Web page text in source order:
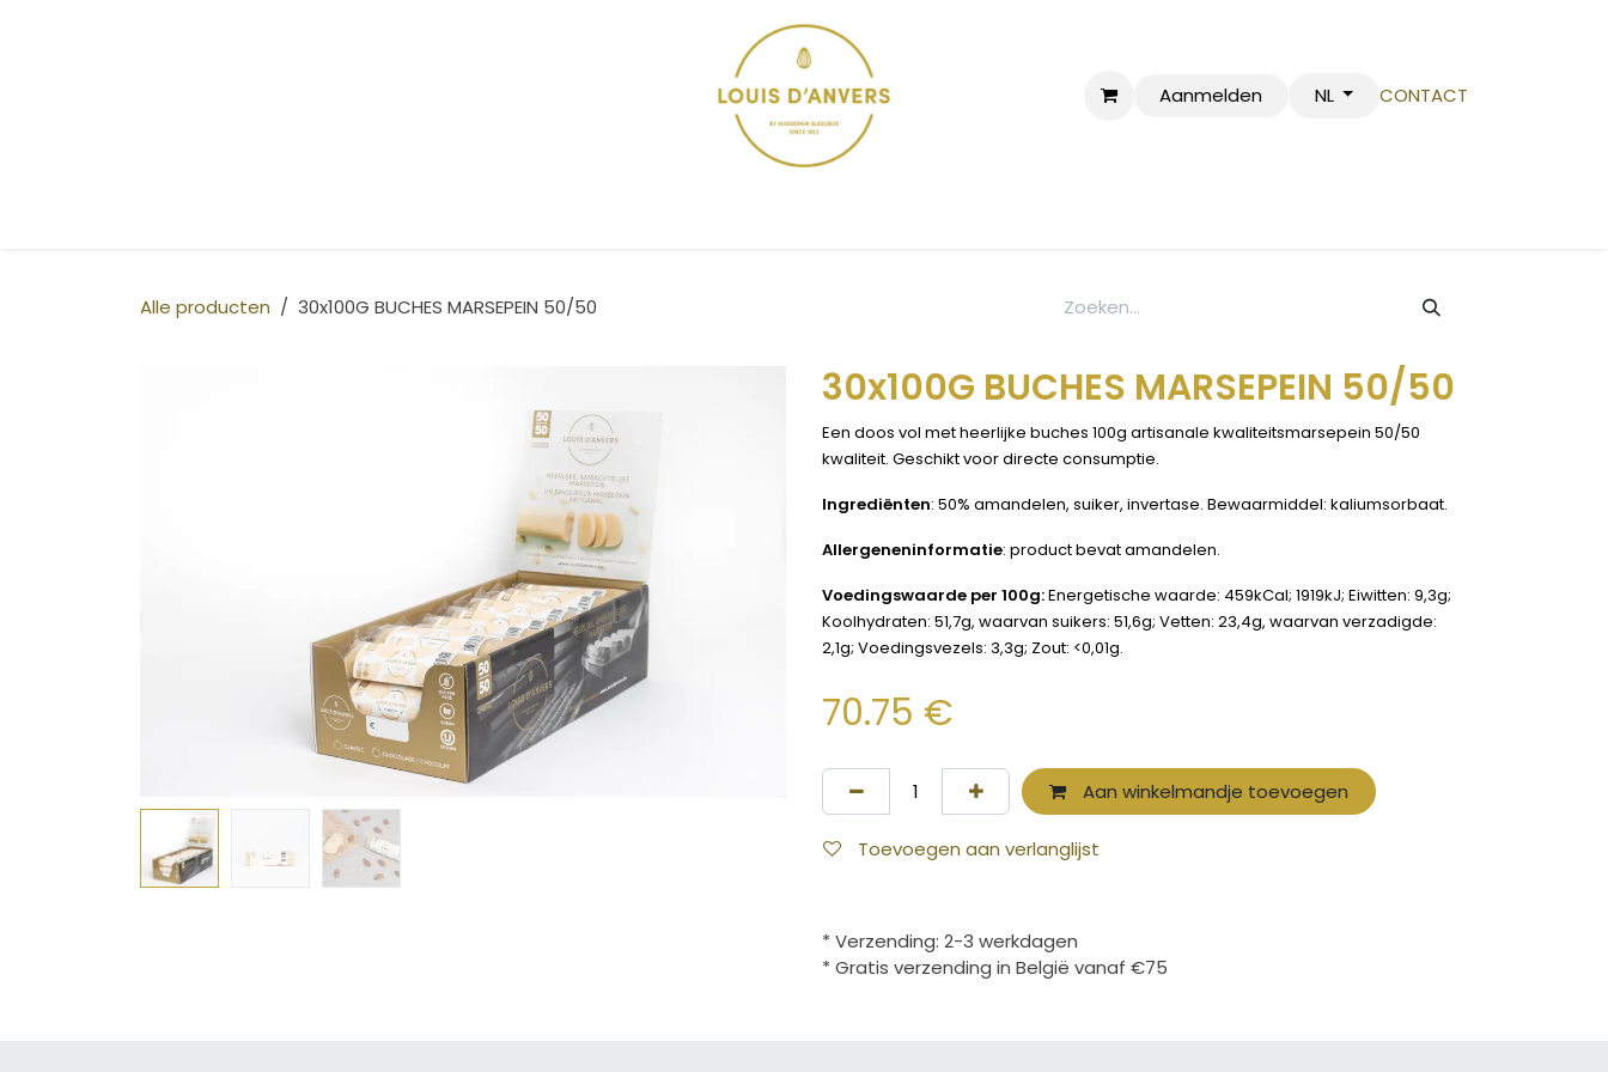
Aanmelden NL CONTACT
Alle producten 30x100G BUCHES MARSEPEIN 50/50
30x100G BUCHES MARSEPEIN 50/50
Een doos vol met heerlijke buches 100g artisanale kwaliteitsmarsepein 50/50
kwaliteit. Geschikt voor directe consumptie.
Ingrediënten: 50% amandelen, suiker, invertase. Bewaarmiddel: kaliumsorbaat.
Allergeneninformatie: product bevat amandelen.
Voedingswaarde per 100g:Energetische waarde: 459kCal; 1919kJ; Eiwitten: 9,3g;
Koolhydraten: 51,7g, waarvan suikers: 51,6g; Vetten: 23,4g, waarvan verzadigde:
2,1g; Voedingsvezels: 3,3g; Zout: <0,01g.
70.75 €
Aan winkelmandje toevoegen
Toevoegen aan verlanglijst
* Verzending: 2-3 werkdagen
* Gratis verzending in België vanaf €75